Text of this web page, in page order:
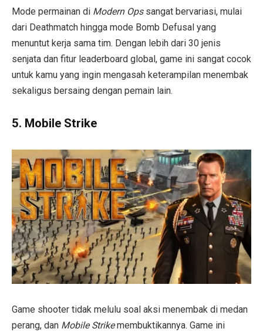
Mode permainan di Modern Opssangat bervariasi, mulai
dari Deathmatch hingga mode Bomb Defusal yang
menuntut kerja sama tim. Dengan lebih dari 30 jenis
senjata dan fitur leaderboard global, game ini sangat cocok
untuk kamu yang ingin mengasah keterampilan menembak
sekaligus bersaing dengan pemain lain.
5. Mobile Strike
Game shooter tidak melulu soal aksi menembak di medan
perang, dan Mobile Strikemembuktikannya. Game ini